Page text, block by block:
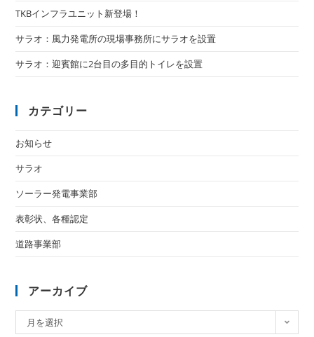
TKBインフラユニット新登場！
サラオ：風力発電所の現場事務所にサラオを設置
サラオ：迎賓館に2台目の多目的トイレを設置
カテゴリー
お知らせ
サラオ
ソーラー発電事業部
表彰状、各種認定
道路事業部
アーカイブ
月を選択